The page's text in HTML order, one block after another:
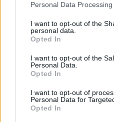
Personal Data
I want to opt-out of the
personal data.
Opted In
I want to opt-out of the
Personal Data.
Opted In
I want to opt-out of
Personal Data for
Opted In
klinikose –
sulaužytas
paslaugas teikia 99
54 turi SMP skyrius.